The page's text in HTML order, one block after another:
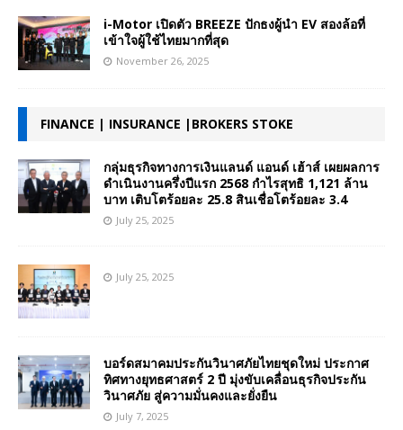
i-Motor เปิดตัว BREEZE ปักธงผู้นำ EV สองล้อที่
เข้าใจผู้ใช้ไทยมากที่สุด
November 26, 2025
FINANCE | INSURANCE |BROKERS STOKE
กลุ่มธุรกิจทางการเงินแลนด์ แอนด์ เฮ้าส์ เผยผลการ
ดำเนินงานครึ่งปีแรก 2568 กำไรสุทธิ 1,121 ล้าน
บาท เติบโตร้อยละ 25.8 สินเชื่อโตร้อยละ 3.4
July 25, 2025
July 25, 2025
บอร์ดสมาคมประกันวินาศภัยไทยชุดใหม่ ประกาศ
ทิศทางยุทธศาสตร์ 2 ปี มุ่งขับเคลื่อนธุรกิจประกัน
วินาศภัย สู่ความมั่นคงและยั่งยืน
July 7, 2025